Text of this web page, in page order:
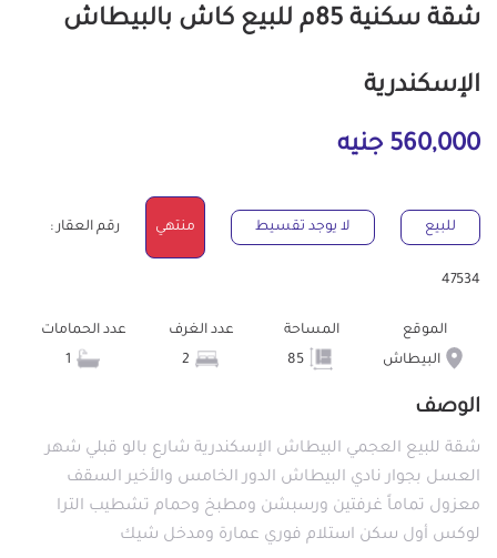
شقة سكنية 85م للبيع كاش بالبيطاش
الإسكندرية
560,000 جنيه
للبيع لا يوجد تقسيط منتهي رقم العقار :
47534
الموقع
البيطاش
المساحة
عدد الغرف
عدد الحمامات
الوصف
شقة للبيع العجمي البيطاش الإسكندرية شارع بالو قبلي شهر
العسل بجوار نادي البيطاش الدور الخامس والأخير السقف
معزول تماماً غرفتين ورسبشن ومطبخ وحمام تشطيب الترا
لوكس أول سكن استلام فوري عمارة ومدخل شيك